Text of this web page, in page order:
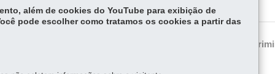
além de cookies do YouTube para exibição de
pode escolher como tratamos os cookies a partir das